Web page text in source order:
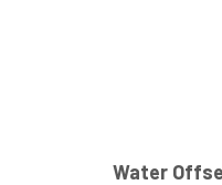
Water